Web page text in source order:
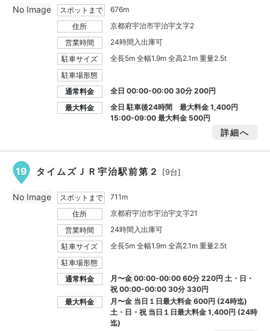
スポットまで
676m
住所
京都府宇治市宇治宇文字2
営業時間
24時間入出庫可
駐車サイズ
全長5m 全幅1.9m 全高2.1m 重量2.5t
駐車場形態
通常料金
全日 00:00-00:00 30分 200円
最大料金
全日 駐車後24時間 最大料金1,400円
15:00-09:00 最大料金 500円
詳細へ
No Image
19 タイムズＪＲ宇治駅前第２ [9台]
スポットまで
711m
住所
京都府宇治市宇治宇文字21
営業時間
24時間入出庫可
駐車サイズ
全長5m 全幅1.9m 全高2.1m 重量2.5t
駐車場形態
通常料金
月〜金 00:00-00:00 60分 220円 土・日・
祝 00:00-00:00 30分 330円
最大料金
月〜金 当日１日最大料金600円 (24時迄)
土・日・祝 当日１日最大料金1,400円 (24時
迄)
No Image